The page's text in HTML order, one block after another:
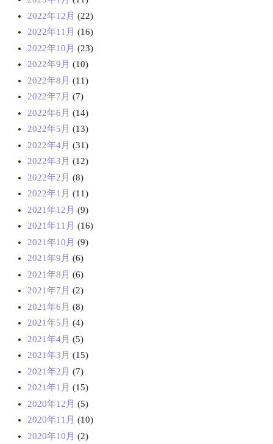
2022年12月 (22)
2022年11月 (16)
2022年10月 (23)
2022年9月 (10)
2022年8月 (11)
2022年7月 (7)
2022年6月 (14)
2022年5月 (13)
2022年4月 (31)
2022年3月 (12)
2022年2月 (8)
2022年1月 (11)
2021年12月 (9)
2021年11月 (16)
2021年10月 (9)
2021年9月 (6)
2021年8月 (6)
2021年7月 (2)
2021年6月 (8)
2021年5月 (4)
2021年4月 (5)
2021年3月 (15)
2021年2月 (7)
2021年1月 (15)
2020年12月 (5)
2020年11月 (10)
2020年10月 (2)